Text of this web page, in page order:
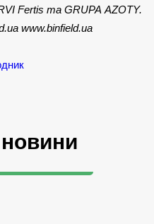
Fertis та GRUPA AZOTY.
www.binfield.ua